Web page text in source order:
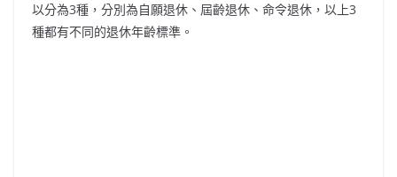
以分為3種，分別為自願退休、屆齡退休、命令退休，以上3
種都有不同的退休年齡標準。